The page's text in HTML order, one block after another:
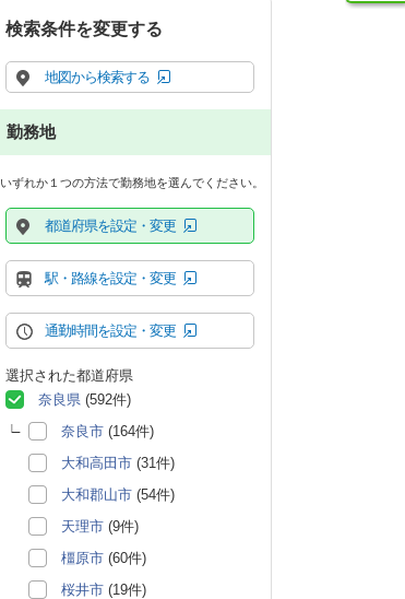
検索条件を変更する
地図から検索する
勤務地
いずれか１つの方法で勤務地を選んでください。
都道府県を設定・変更
駅・路線を設定・変更
通勤時間を設定・変更
選択された都道府県
奈良県 (592件)
奈良市 (164件)
大和高田市 (31件)
大和郡山市 (54件)
天理市 (9件)
橿原市 (60件)
桜井市 (19件)